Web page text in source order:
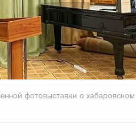
фотовыставки о